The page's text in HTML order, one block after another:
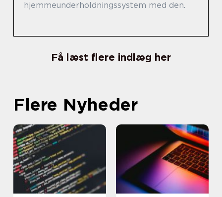
hjemmeunderholdningssystem med den.
Få læst flere indlæg her
Flere Nyheder